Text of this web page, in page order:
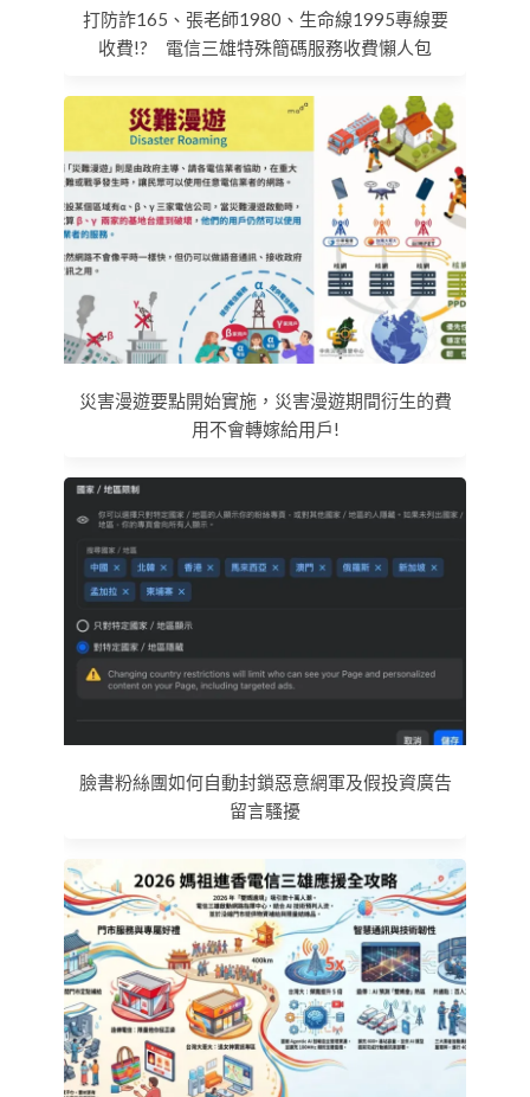
打防詐165、張老師1980、生命線1995專線要
收費!? 電信三雄特殊簡碼服務收費懶人包
災害漫遊要點開始實施，災害漫遊期間衍生的費
用不會轉嫁給用戶!
臉書粉絲團如何自動封鎖惡意網軍及假投資廣告
留言騷擾